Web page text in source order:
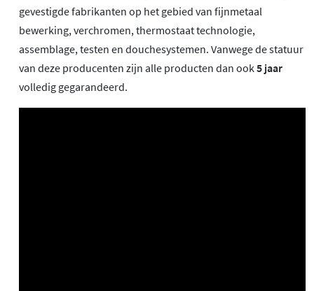
gevestigde fabrikanten op het gebied van fijnmetaal
bewerking, verchromen, thermostaat technologie,
assemblage, testen en douchesystemen. Vanwege de statuur
van deze producenten zijn alle producten dan ook5 jaar
volledig gegarandeerd.